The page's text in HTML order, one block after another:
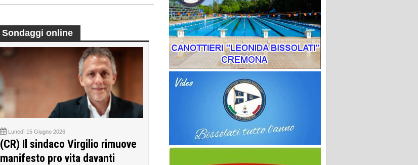
Sondaggi online
Lunedì 15 Giugno 2026
(CR) Il sindaco Virgilio rimuove
manifesto pro vita davanti